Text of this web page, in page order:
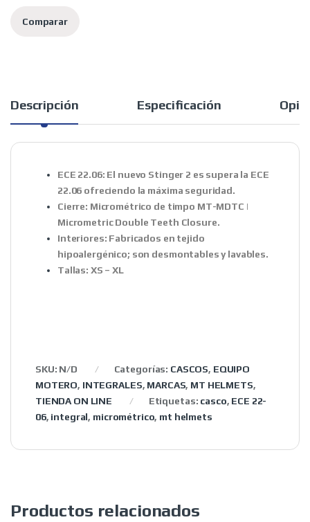
Comparar
Descripción Especificación
ECE 22.06: El nuevo Stinger 2 es supera la ECE
22.06 ofreciendo la máxima seguridad.
Cierre: Micrométrico de timpo MT-MDTC |
Micrometric Double Teeth Closure.
Interiores: Fabricados en tejido
hipoalergénico; son desmontables y lavables.
Tallas: XS – XL
SKU: N/D Categorías: CASCOS, EQUIPO
MOTERO, INTEGRALES, MARCAS, MT HELMETS,
TIENDA ON LINE
Etiquetas: casco, ECE 22-
06, integral, micrométrico, mt helmets
Productos relacionados